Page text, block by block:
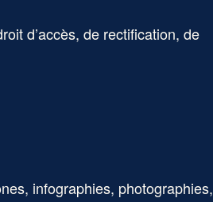
d’accès, de rectification, de
infographies, photographies,